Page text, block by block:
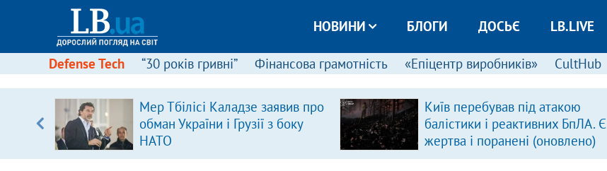
НОВИНИ БЛОГИ ДОСЬЄ LB.LIVE
Defense Tech “30 років гривні” Фінансова грамотність «Епіцентр виробників» CultHub
Мер Тбілісі Каладзе заявив про
обман України і Грузії з боку
НАТО
Київ перебував під атакою
балістики і реактивних БпЛА. Є
жертва і поранені (оновлено)